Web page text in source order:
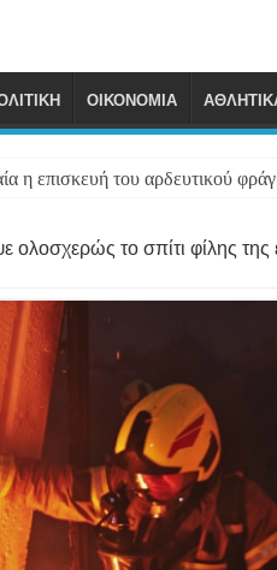
ΟΙΚΟΝΟΜΙΑ
η επισκευή του αρδευτικού
ολοσχερώς το σπίτι φίλης